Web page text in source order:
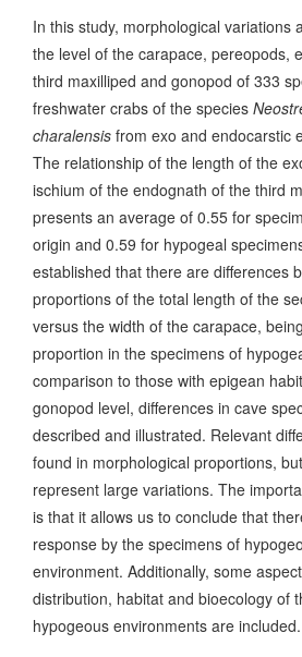
In this study, morphological variations
the level of the carapace, pereopods,
third maxilliped and gonopod of 333
freshwater crabs of the species
charalensis from exo and endocarstic
The relationship of the length of the
ischium of the endognath of the third
presents an average of 0.55 for
origin and 0.59 for hypogeal
established that there are differences
proportions of the total length of the
versus the width of the carapace,
proportion in the specimens of
comparison to those with epigean
gonopod level, differences in cave
described and illustrated. Relevant
found in morphological proportions,
represent large variations. The
is that it allows us to conclude that
response by the specimens of
environment. Additionally, some
distribution, habitat and bioecology of
hypogeous environments are included.